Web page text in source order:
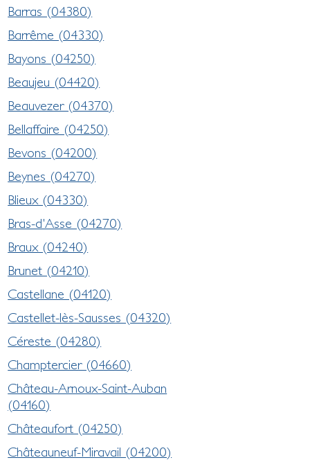
Barras (04380)
Barrême (04330)
Bayons (04250)
Beaujeu (04420)
Beauvezer (04370)
Bellaffaire (04250)
Bevons (04200)
Beynes (04270)
Blieux (04330)
Bras-d'Asse (04270)
Braux (04240)
Brunet (04210)
Castellane (04120)
Castellet-lès-Sausses (04320)
Céreste (04280)
Champtercier (04660)
Château-Arnoux-Saint-Auban
(04160)
Châteaufort (04250)
Châteauneuf-Miravail (04200)